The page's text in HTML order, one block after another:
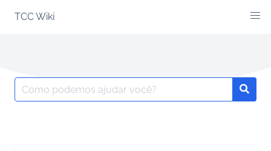
TCC Wiki
Search
for: